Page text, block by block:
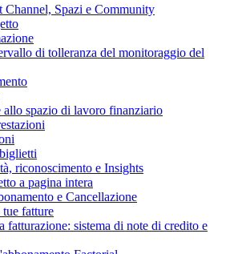
Spazi e Community
di tolleranza del monitoraggio del
spazio di lavoro finanziario
riconoscimento e Insights
a pagina intera
e Cancellazione
fatture
fatturazione: sistema di note di credito e